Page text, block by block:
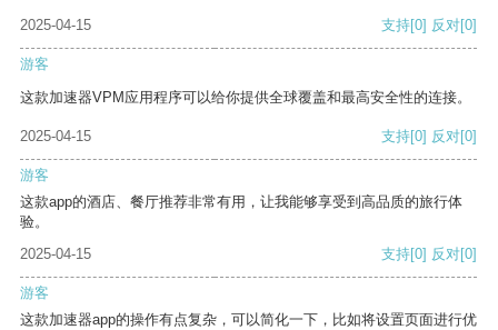
2025-04-15 支持[0] 反对[0]
游客
这款加速器VPM应用程序可以给你提供全球覆盖和最高安全性的连接。
2025-04-15 支持[0] 反对[0]
游客
这款app的酒店、餐厅推荐非常有用，让我能够享受到高品质的旅行体
验。
2025-04-15
支持[0] 反对[0]
游客
这款加速器app的操作有点复杂，可以简化一下，比如将设置页面进行优